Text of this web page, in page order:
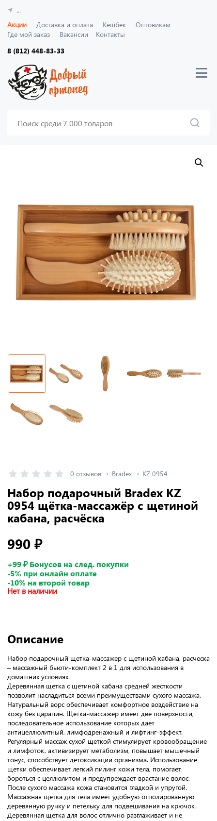
...
Акции
Доставка и оплата Кешбек
Оптовикам
Где мой заказ
Вакансии
Контакты
8 (812) 448-83-33
0 отзывов Bradex KZ 0954
Набор подарочный Bradex KZ
0954 щётка-массажёр с щетиной
кабана, расчёска
990 ₽
+99 ₽ Бонусов на след. покупки
-5% при онлайн оплате
-10% на второй товар
Нет в наличии
Описание
Набор подарочный щетка-массажер с щетиной кабана, расческа
– массажный бьюти-комплект 2 в 1 для использования в
домашних условиях.
Деревянная щетка с щетиной кабана средней жесткости
позволит насладиться всеми преимуществами сухого массажа.
Натуральный ворс обеспечивает комфортное воздействие на
кожу без царапин. Щетка-массажер имеет две поверхности,
последовательное использование которых дает
антицеллюлитный, лимфодренажный и лифтинг-эффект.
Регулярный массаж сухой щеткой стимулирует кровообращение
и лимфоток, активизирует метаболизм, повышает мышечный
тонус, способствует детоксикации организма. Использование
щетки обеспечивает легкий пилинг кожи тела, помогает
бороться с целлюлитом и предупреждает врастание волос.
После сухого массажа кожа становится гладкой и упругой.
Массажная щетка для тела имеет удобную отполированную
деревянную ручку и петельку для подвешивания на крючок.
Деревянная щетка для волос отлично разглаживает и не